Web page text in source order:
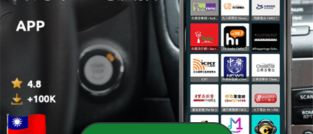
197 - 放鬆=滑手機?! 2024-12-18
當你的工作是「逛街」…2024-12-11
02 Jan 2025
工作輪調教你作到總經理 2024-12-04
09 Dec 2024